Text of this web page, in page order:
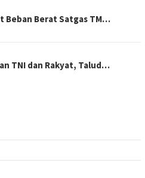
Beban Berat Satgas TM…
TNI dan Rakyat, Talud…